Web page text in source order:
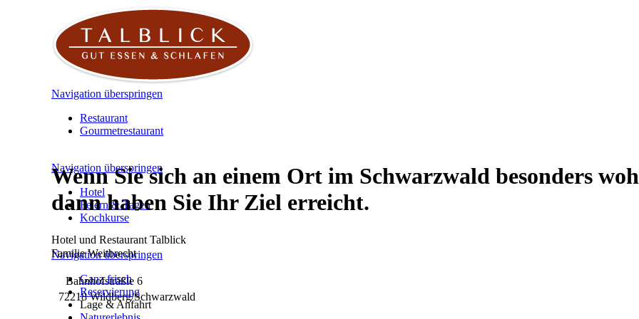
Navigation überspringen
Restaurant
Gourmetrestaurant
Navigation überspringen
Hotel
Feiern & Tagen
Kochkurse
Navigation überspringen
Ganz frisch
Reservierung
Lage & Anfahrt
Wenn Sie sich an einem Ort im Schwarzwald besonders
dann haben Sie Ihr Ziel erreicht.
Hotel und Restaurant Talblick
Familie Weitbrecht
Bahnhofsträßle 6
72218 Wildberg/Schwarzwald